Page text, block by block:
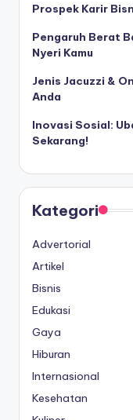
Prospek Karir
Pengaruh Berat
Nyeri Kamu
Jenis Jacuzzi &
Anda
Inovasi Sosial:
Sekarang!
Kategori
Advertorial
Artikel
Bisnis
Edukasi
Gaya
Hiburan
Internasional
Kesehatan